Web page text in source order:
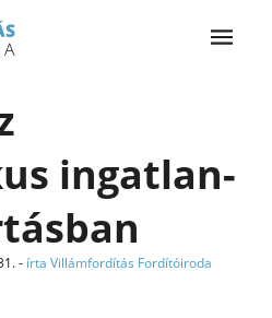
ingatlan-
- írta Villámfordítás Fordítóiroda